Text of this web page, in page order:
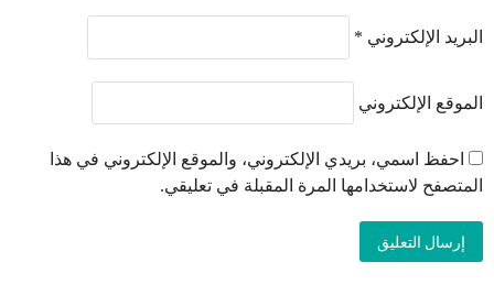
البريد الإلكتروني *
الموقع الإلكتروني
احفظ اسمي، بريدي الإلكتروني، والموقع الإلكتروني في هذا
المتصفح لاستخدامها المرة المقبلة في تعليقي.